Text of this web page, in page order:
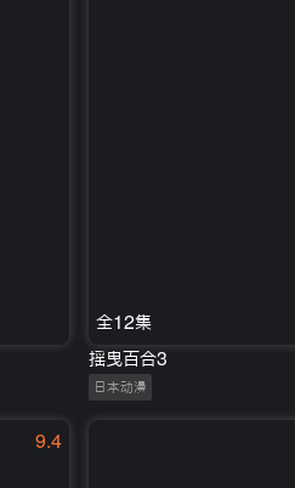
全12集
摇曳百合3
日本动漫
9.4